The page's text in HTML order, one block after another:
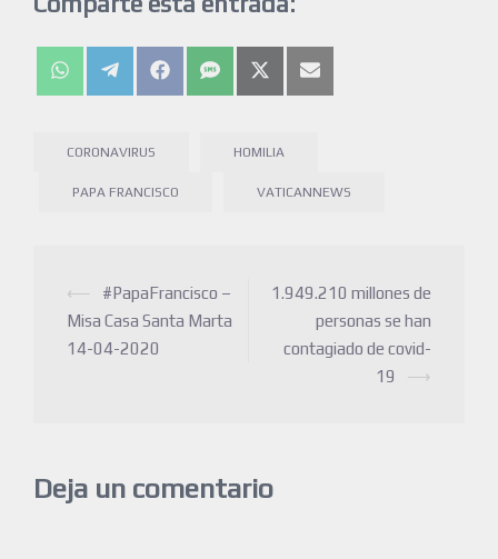
CORONAVIRUS HOMILIA
PAPA FRANCISCO VATICANNEWS
⟵
#PapaFrancisco –
Misa Casa Santa Marta
14-04-2020
1.949.210 millones de
personas se han
contagiado de covid-
19
⟶
Deja un comentario